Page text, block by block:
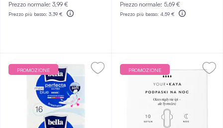
Prezzo normale: 3,99 €
Prezzo più basso: 3,39 €
Prezzo normale: 5,69 €
Prezzo più basso: 4,59 €
PROMOZIONE PROMOZIONE